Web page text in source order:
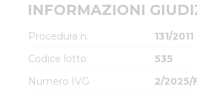
INFORMAZIONI
Procedura n.
131/2011
Codice lotto
535
Numero IVG
2/2025/